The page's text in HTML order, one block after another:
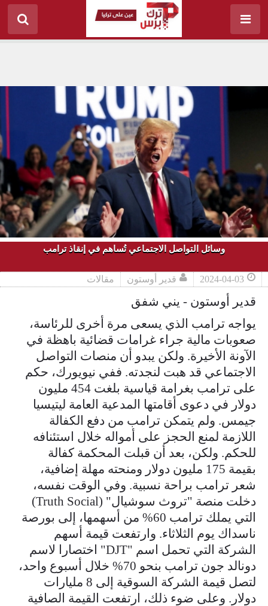
وسائل التواصل الاجتماعي تُساهم في إنقاذ ترامب
2024-04-03 قدير أوستون مقالات
قدير أوستون - يني شفق
يواجه ترامب الذي يسعى مرة أخرى للرئاسة،
صعوبات مالية جراء غرامات قضائية باهظة في
الآونة الأخيرة. ولكن يبدو أن منصات التواصل
الاجتماعي قد هبت لنجدته. ففي نيويورك، حكم
على ترامب بغرامة قياسية بلغت 454 مليون
دولار في دعوى أقامتها المدعية العامة ليتيسيا
جيمس. ولم يتمكن ترامب من دفع الكفالة
اللازمة لمنع الحجز على أمواله خلال استئنافه
للحكم. ولكن، بعد أن قبلت المحكمة كفالة
بقيمة 175 مليون دولار ومنحته مهلة إضافية،
شعر ترامب براحة نسبية. وفي الوقت نفسه،
دخلت منصة "تروث سوشيال" (Truth Social)
التي يملك ترامب 60% من أسهمها، إلى بورصة
ناسداك يوم الثلاثاء. وارتفعت قيمة أسهم
الشركة التي تحمل اسم "DJT" اختصارا لاسم
دونالد جون ترامب بنحو 70% خلال أسبوع واحد،
لتصل قيمة الشركة السوقية إلى 8 مليارات
دولار. وعلى ضوء ذلك، ارتفعت القيمة الصافية